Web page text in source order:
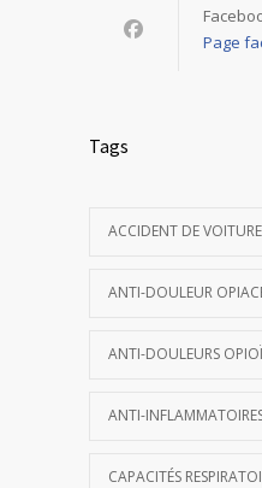
Page
Tags
ACCIDENT DE VOITURE
ANTI-DOULEUR
ANTI-DOULEURS
ANTI-
CAPACITÉS